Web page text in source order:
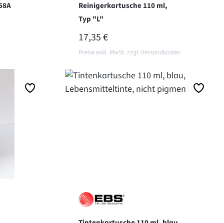
Reinigerkartusche 110 ml,
Typ "L"
REGULÄRER PREIS:
17,35 €
Preise exkl. MwSt. zzgl. Versandkosten
In den Warenkorb